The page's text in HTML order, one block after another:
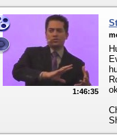
1:46:35